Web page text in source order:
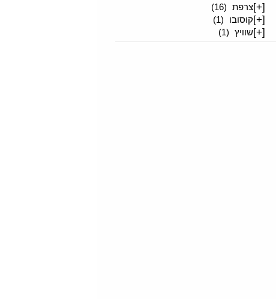
[+]צרפת (16)
[+]קוסובו (1)
[+]שוויץ (1)